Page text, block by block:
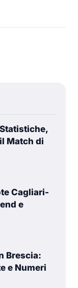
Match di
Cagliari-
e
Brescia:
e Numeri